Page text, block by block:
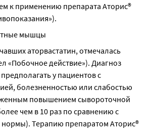
к применению препарата Аторис®
мышцы
аторвастатин, отмечалась
«Побочное действие»). Диагноз
у пациентов с
болезненностью или слабостью
повышением сывороточной
чем в 10 раз по сравнению с
нормы). Терапию препаратом Аторис®